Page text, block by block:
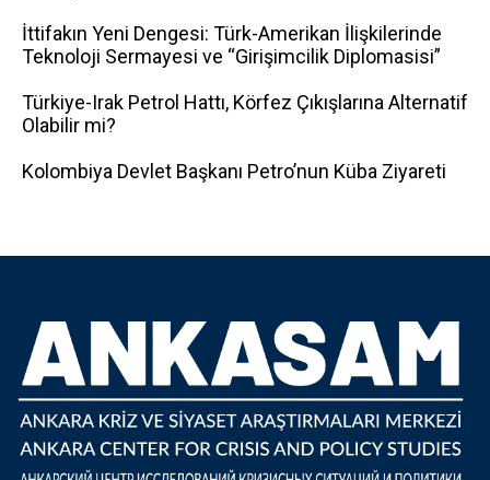
İttifakın Yeni Dengesi: Türk-Amerikan İlişkilerinde
Teknoloji Sermayesi ve “Girişimcilik Diplomasisi”
Türkiye-Irak Petrol Hattı, Körfez Çıkışlarına Alternatif
Olabilir mi?
Kolombiya Devlet Başkanı Petro’nun Küba Ziyareti